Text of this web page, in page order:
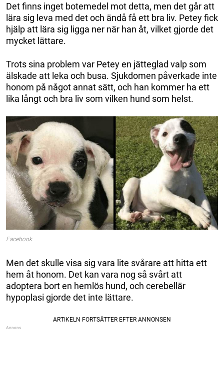
Det finns inget botemedel mot detta, men det går att
lära sig leva med det och ändå få ett bra liv. Petey fick
hjälp att lära sig ligga ner när han åt, vilket gjorde det
mycket lättare.
Trots sina problem var Petey en jätteglad valp som
älskade att leka och busa. Sjukdomen påverkade inte
honom på något annat sätt, och han kommer ha ett
lika långt och bra liv som vilken hund som helst.
Facebook
Men det skulle visa sig vara lite svårare att hitta ett
hem åt honom. Det kan vara nog så svårt att
adoptera bort en hemlös hund, och cerebellär
hypoplasi gjorde det inte lättare.